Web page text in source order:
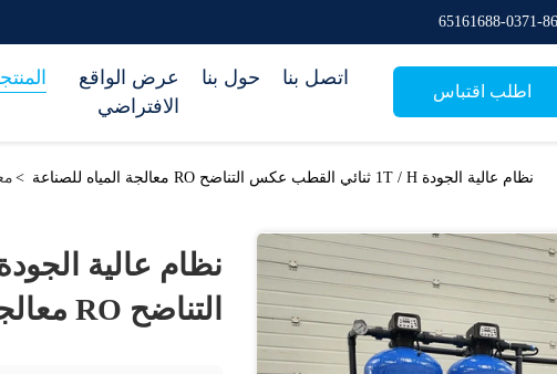
عرض الواقع
الافتراضي
حول بنا اتصل بنا
اطلب اقتباس
> نظام عالية الجودة 1T / H ثنائي القطب عكس التناضح RO معالجة المياه للصناعة
التناضح RO معالجة المياه للصناعة